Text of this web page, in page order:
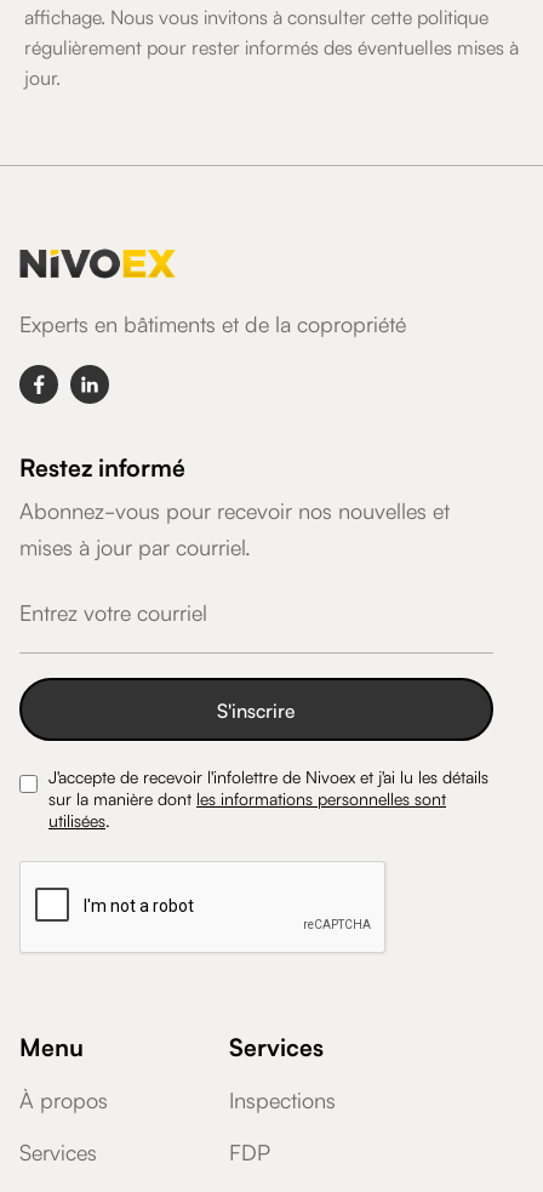
affichage. Nous vous invitons à consulter cette politique
régulièrement pour rester informés des éventuelles mises à
jour.
Experts en bâtiments et de la copropriété
 
Restez informé
Abonnez-vous pour recevoir nos nouvelles et
mises à jour par courriel.
J'accepte de recevoir l'infolettre de Nivoex et j'ai lu les détails
sur la manière dont les informations personnelles sont
utilisées.
Menu
À propos
Services
Services
Inspections
FDP